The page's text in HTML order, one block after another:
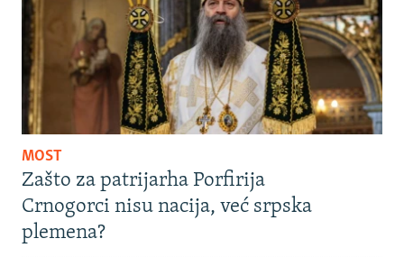
MOST
Zašto za patrijarha Porfirija
Crnogorci nisu nacija, već srpska
plemena?